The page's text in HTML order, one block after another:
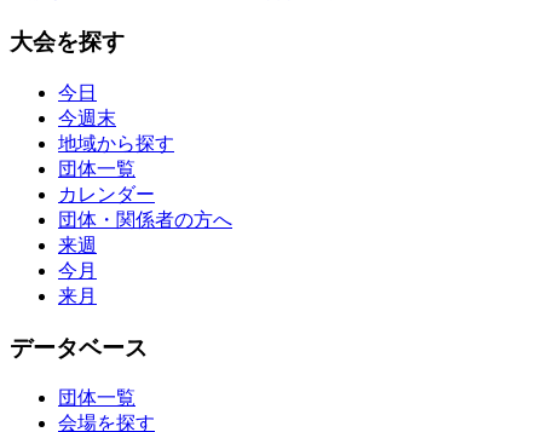
大会を探す
今日
今週末
地域から探す
団体一覧
カレンダー
団体・関係者の方へ
来週
今月
来月
データベース
団体一覧
会場を探す